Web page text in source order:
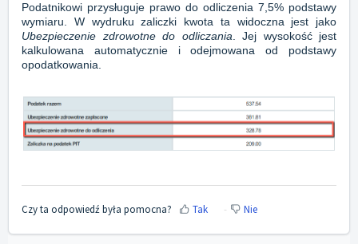
Podatnikowi przysługuje prawo do odliczenia 7,5% podstawy
wymiaru. W wydruku zaliczki kwota ta widoczna jest jako
Ubezpieczenie zdrowotne do odliczania. Jej wysokość jest
kalkulowana automatycznie i odejmowana od podstawy
opodatkowania.
Czy ta odpowiedź była pomocna? Tak Nie